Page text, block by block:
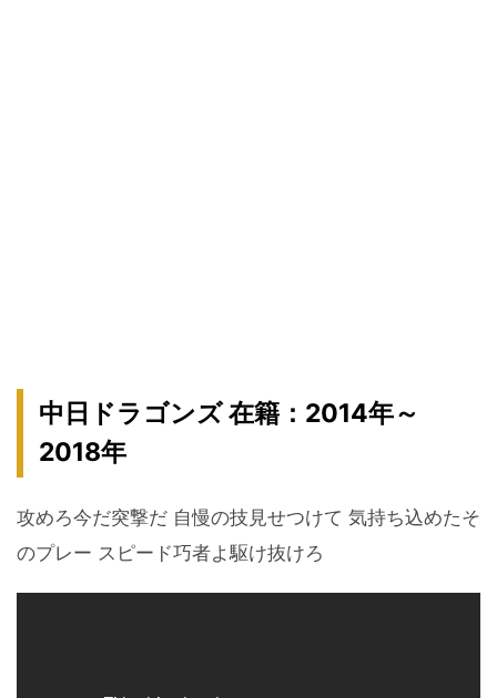
中日ドラゴンズ 在籍：2014年～
2018年
攻めろ今だ突撃だ 自慢の技見せつけて 気持ち込めたそ
のプレー スピード巧者よ駆け抜けろ